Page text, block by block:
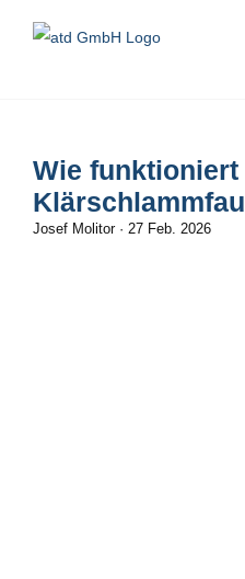
Inhalt
Wie funktioniert
Josef Molitor· 27 Feb. 2026